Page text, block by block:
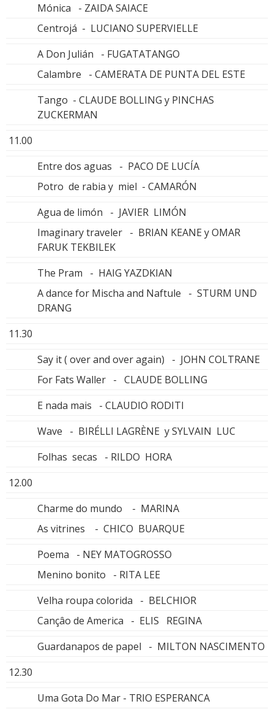
Mónica - ZAIDA SAIACE
Centrojá - LUCIANO SUPERVIELLE
A Don Julián - FUGATATANGO
Calambre - CAMERATA DE PUNTA DEL ESTE
Tango - CLAUDE BOLLING y PINCHAS
ZUCKERMAN
11.00
Entre dos aguas - PACO DE LUCÍA
Potro de rabia y miel - CAMARÓN
Agua de limón - JAVIER LIMÓN
Imaginary traveler - BRIAN KEANE y OMAR
FARUK TEKBILEK
The Pram - HAIG YAZDKIAN
A dance for Mischa and Naftule - STURM UND
DRANG
11.30
Say it ( over and over again) - JOHN COLTRANE
For Fats Waller - CLAUDE BOLLING
E nada mais - CLAUDIO RODITI
Wave - BIRÉLLI LAGRÈNE y SYLVAIN LUC
Folhas secas - RILDO HORA
12.00
Charme do mundo - MARINA
As vitrines - CHICO BUARQUE
Poema - NEY MATOGROSSO
Menino bonito - RITA LEE
Velha roupa colorida - BELCHIOR
Cançâo de America - ELIS REGINA
Guardanapos de papel - MILTON NASCIMENTO
12.30
Uma Gota Do Mar - TRIO ESPERANCA